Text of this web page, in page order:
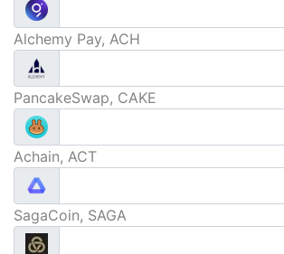
Alchemy Pay, ACH
PancakeSwap, CAKE
Achain, ACT
SagaCoin, SAGA